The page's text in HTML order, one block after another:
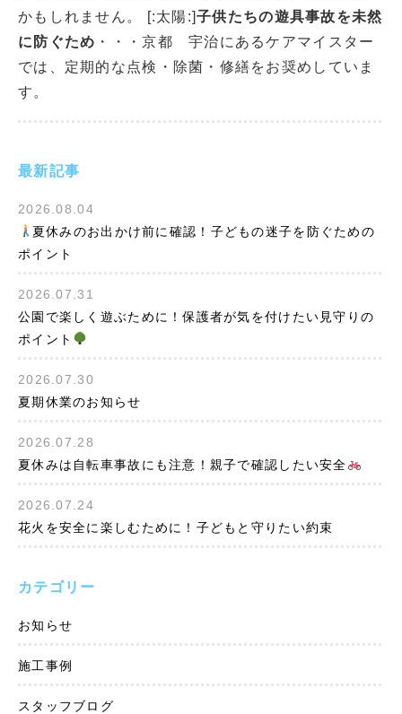
最新記事
2026.08.04
夏休みのお出かけ前に確認！子どもの迷子を防ぐための
ポイント
2026.07.31
公園で楽しく遊ぶために！保護者が気を付けたい見守りの
ポイント
2026.07.30
夏期休業のお知らせ
2026.07.28
夏休みは自転車事故にも注意！親子で確認したい安全
2026.07.24
花火を安全に楽しむために！子どもと守りたい約束
カテゴリー
お知らせ
施工事例
スタッフブログ
かもしれません。 [:太陽:]子供たちの遊具事故を未然
に防ぐため ・・・京都 宇治にあるケアマイスター
では、定期的な点検・除菌・修繕をお奨めしていま
す。